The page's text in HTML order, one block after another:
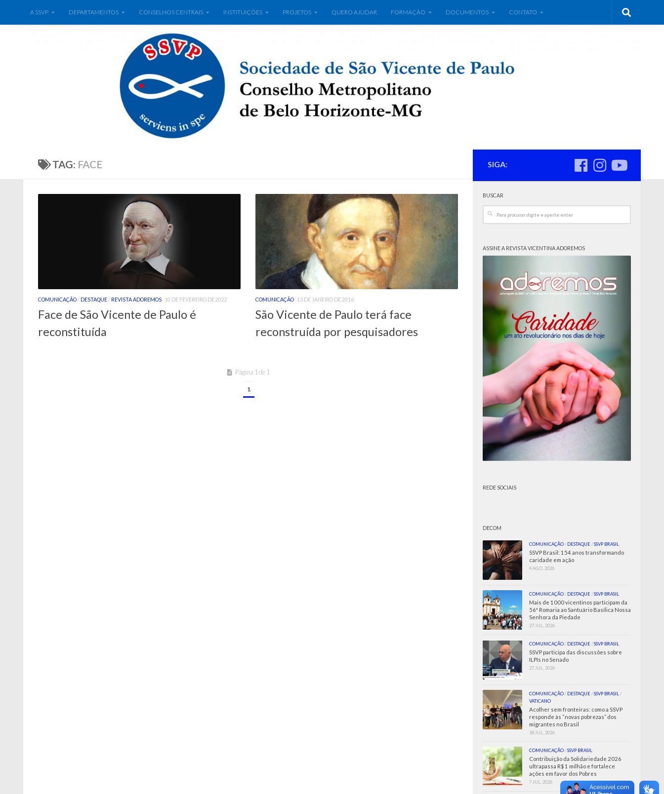
A SSVP DEPARTAMENTOS CONSELHOS CENTRAIS INSTITUIÇÕES PROJETOS QUERO AJUDAR FORMAÇÃO DOCUMENTOS CONTATO
TAG: FACE
COMUNICAÇÃO/ DESTAQUE/ REVISTA ADOREMOS 10 DE FEVEREIRO DE 2022
Face de São Vicente de Paulo é
reconstituída
COMUNICAÇÃO 13 DE JANEIRO DE 2016
São Vicente de Paulo terá face
reconstruída por pesquisadores
Página 1 de 1
1
SIGA:
BUSCAR
ASSINE A REVISTA VICENTINA ADOREMOS
REDE SOCIAIS
DECOM
COMUNICAÇÃO/ DESTAQUE /SSVP BRASIL
SSVP Brasil: 154 anos transformando
caridade em ação
4 AGO, 2026
COMUNICAÇÃO/ DESTAQUE /SSVP BRASIL
Mais de 1000 vicentinos participam da
56ª Romaria ao Santuário Basílica Nossa
Senhora da Piedade
27 JUL, 2026
COMUNICAÇÃO/ DESTAQUE /SSVP BRASIL
SSVP participa das discussões sobre
ILPIs no Senado
27 JUL, 2026
COMUNICAÇÃO/ DESTAQUE /SSVP BRASIL/
VATICANO
Acolher sem fronteiras: como a SSVP
responde às “novas pobrezas” dos
migrantes no Brasil
18 JUL, 2026
COMUNICAÇÃO/SSVP BRASIL
Contribuição da Solidariedade 2026
ultrapassa R$ 1 milhão e fortalece
ações em favor dos Pobres
7 JUL, 2026